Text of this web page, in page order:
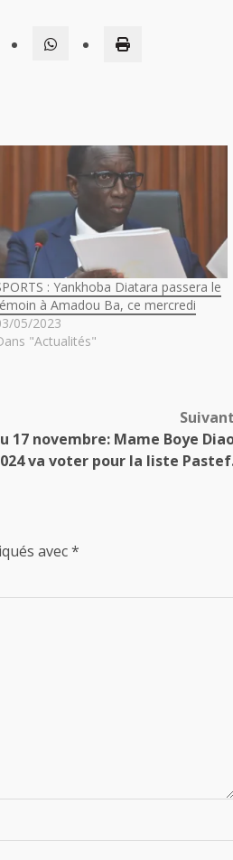
: Yankhoba Diatara passera le
à Amadou Ba, ce mercredi
05/2023
"Actualités"
17 novembre: Mame Boye
va voter pour la liste
avec*